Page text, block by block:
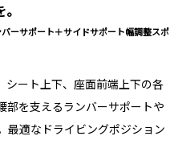
ーサポート＋サイドサポート幅調整スポ
シート上下、座面前端上下の各
部を支えるランバーサポートや
最適なドライビングポジション